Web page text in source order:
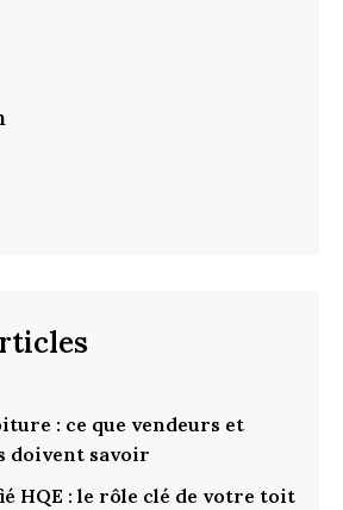
: ce que vendeurs et
doivent savoir
HQE : le rôle clé de votre toit